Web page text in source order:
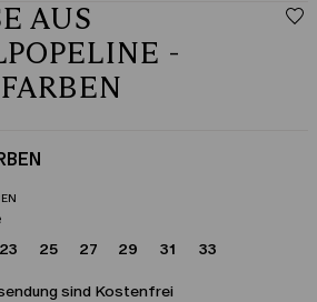
AUS
-
23 25 27 29 31 33
sind Kostenfrei